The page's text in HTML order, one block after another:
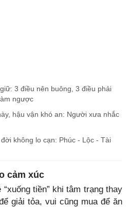
3 điều nên buông, 3 điều phải
ngược
hậu vận khó an: Người xưa nhắc
không lo cạn: Phúc - Lộc - Tài
cảm xúc
tiền” khi tâm trạng thay
giải tỏa, vui cũng mua để ăn